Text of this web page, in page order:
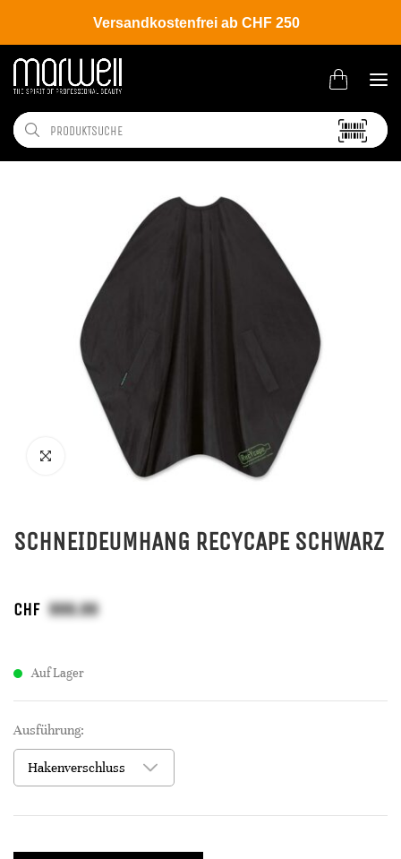
Versandkostenfrei ab CHF 250
Shop Salon Umhänge | Handtücher
SCHNEIDEUMHANG RECYCAPE SCHWARZ
CHF
Auf Lager
Ausführung: